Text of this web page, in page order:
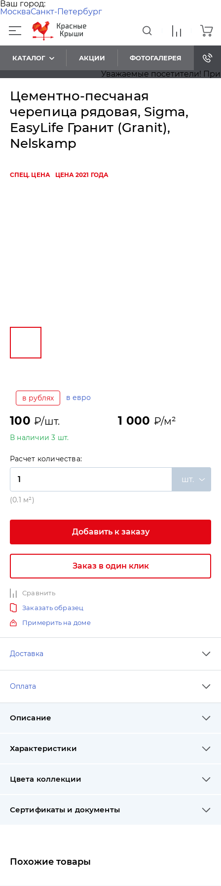
Ваш город:
МоскваСанкт-Петербург
КАТАЛОГ АКЦИИ ФОТОГАЛЕРЕЯ
Уважаемые посетители!
Цементно-песчаная
черепица рядовая, Sigma,
EasyLife Гранит (Granit),
Nelskamp
СПЕЦ. ЦЕНА ЦЕНА 2021 ГОДА
в рублях в евро
100₽/шт. 1 000 ₽/м²
В наличии 3 шт.
Расчет количества:
шт.
(0.1 м²)
Добавить к заказу
Заказ в один клик
Сравнить
Заказать образец
Примерить на доме
Доставка
Оплата
Описание
Характеристики
Цвета коллекции
Сертификаты и документы
Похожие товары